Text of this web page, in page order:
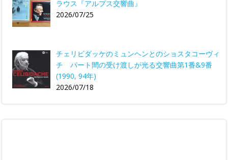
ラウス『アルプス交響曲』
2026/07/25
チェリビダッケのミュンヘンとのショスタコーヴィ
チ パート間の受け渡しが光る交響曲第1番&9番
(1990, 94年)
2026/07/18